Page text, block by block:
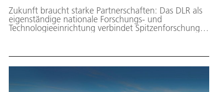
Zukunft braucht starke Partnerschaften: Das DLR als
eigenständige nationale Forschungs- und
Technologieeinrichtung verbindet Spitzenforschung
das DLR gemeinsam mit Industrie, Behörden und